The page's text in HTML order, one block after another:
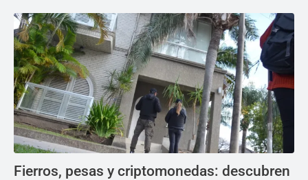
Fierros, pesas y criptomonedas: descubren